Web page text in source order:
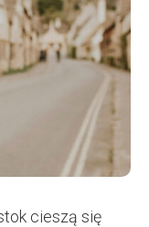
cieszą się